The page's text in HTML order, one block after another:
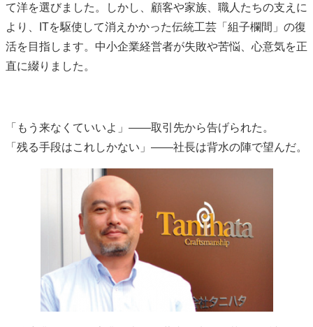
て洋を選びました。しかし、顧客や家族、職人たちの支えに
より、ITを駆使して消えかかった伝統工芸「組子欄間」の復
活を目指します。中小企業経営者が失敗や苦悩、心意気を正
直に綴りました。
「もう来なくていいよ」――取引先から告げられた。
「残る手段はこれしかない」――社長は背水の陣で望んだ。